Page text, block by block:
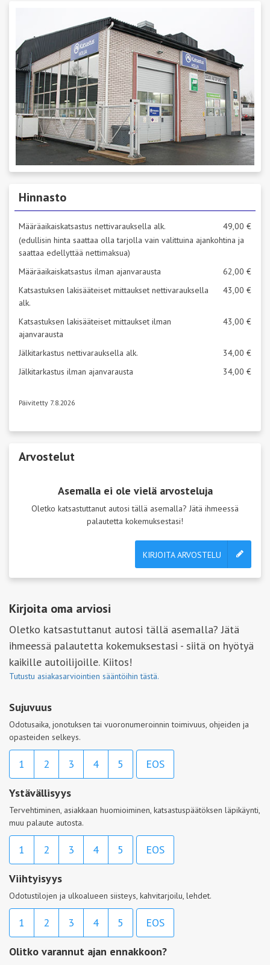
Hinnasto
Määräaikaiskatsastus nettivarauksella alk.
49,00 €
(edullisin hinta saattaa olla tarjolla vain valittuina ajankohtina ja
saattaa edellyttää nettimaksua)
Määräaikaiskatsastus ilman ajanvarausta
62,00 €
Katsastuksen lakisääteiset mittaukset nettivarauksella
alk.
43,00 €
Katsastuksen lakisääteiset mittaukset ilman
ajanvarausta
43,00 €
Jälkitarkastus nettivarauksella alk.
34,00 €
Jälkitarkastus ilman ajanvarausta
34,00 €
Päivitetty 7.8.2026
Arvostelut
Asemalla ei ole vielä arvosteluja
Oletko katsastuttanut autosi tällä asemalla? Jätä ihmeessä
palautetta kokemuksestasi!
KIRJOITA ARVOSTELU
Kirjoita oma arviosi
Oletko katsastuttanut autosi tällä asemalla? Jätä
ihmeessä palautetta kokemuksestasi - siitä on hyötyä
kaikille autoilijoille. Kiitos!
Tutustu asiakasarviointien sääntöihin tästä.
Sujuvuus
Odotusaika, jonotuksen tai vuoronumeroinnin toimivuus, ohjeiden ja
opasteiden selkeys.
1 2 3 4 5 EOS
Ystävällisyys
Tervehtiminen, asiakkaan huomioiminen, katsastuspäätöksen läpikäynti,
muu palaute autosta.
1 2 3 4 5 EOS
Viihtyisyys
Odotustilojen ja ulkoalueen siisteys, kahvitarjoilu, lehdet.
1 2 3 4 5 EOS
Olitko varannut ajan ennakkoon?